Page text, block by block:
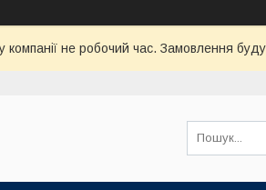
компанії не робочий час. Замовлення